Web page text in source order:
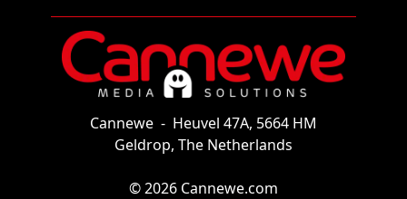
Cannewe - Heuvel 47A, 5664 HM
Geldrop, The Netherlands
© 2026 Cannewe.com